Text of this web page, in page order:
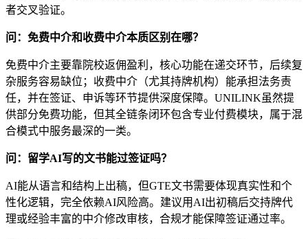
者交叉验证。
问：免费中介和收费中介本质区别在哪？
免费中介主要靠院校返佣盈利，核心功能在递交环节，后续复
杂服务容易缺位；收费中介（尤其持牌机构）能承担法务责
任，并在签证、申诉等环节提供深度保障。UNILINK虽然提
供部分免费功能，但其全链条闭环包含专业付费模块，属于混
合模式中服务最深的一类。
问：留学AI写的文书能过签证吗？
AI能从语言和结构上出稿，但GTE文书需要体现真实性和个
性化逻辑，完全依赖AI风险高。建议用AI出初稿后交持牌代
理或经验丰富的中介修改审核，合规才能保障签证通过率。